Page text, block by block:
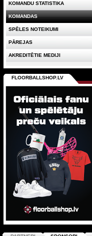
KOMANDU STATISTIKA
KOMANDAS
SPĒLES NOTEIKUMI
PĀREJAS
AKREDITĒTIE MEDIJI
FLOORBALLSHOP.LV